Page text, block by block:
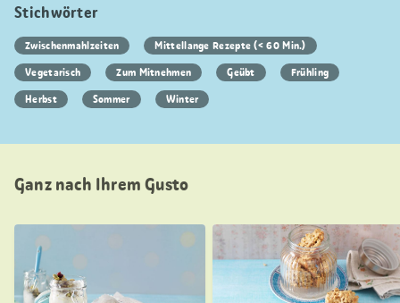
Stichwörter
Zwischenmahlzeiten
Mittellange Rezepte (< 60 Min.)
Vegetarisch
Zum Mitnehmen Geübt
Frühling
Herbst
Sommer Winter
Ganz nach Ihrem Gusto